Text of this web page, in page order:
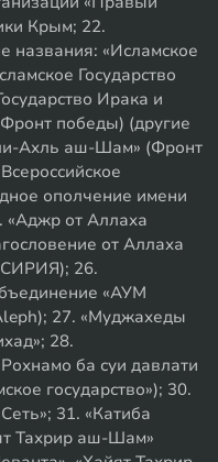
Крым; 22.
названия: «Исламское
Государство
Ирака и
победы) (другие
Ахль аш-Шам» (Фронт
ополчение имени
«Аджр от Аллаха
от Аллаха
СИРИЯ); 26.
«АУМ
27. «Муджахеды
28.
ба суи давлати
государство»); 30.
31. «Катиба
Тахрир аш-Шам»